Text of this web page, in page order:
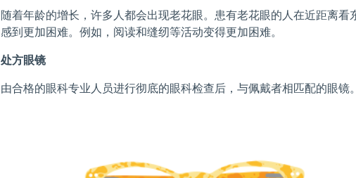
随着年龄的增长，许多人都会出现老花眼。患有老花眼的人在近距离看
感到更加困难。例如，阅读和缝纫等活动变得更加困难。
处方眼镜
由合格的眼科专业人员进行彻底的眼科检查后，与佩戴者相匹配的眼镜。